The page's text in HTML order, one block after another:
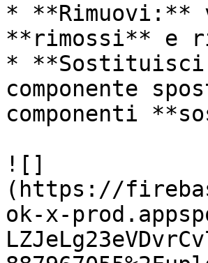
* **Rimuovi:**
**rimossi** e
*
componente
componenti
![]
(https://
ok-x-